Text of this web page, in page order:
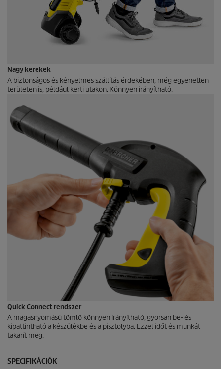
Nagy kerekek
A biztonságos és kényelmes szállítás érdekében, még egyenetlen
területen is, például kerti utakon. Könnyen irányítható.
Quick Connect rendszer
A magasnyomású tömlő könnyen irányítható, gyorsan be- és
kipattintható a készülékbe és a pisztolyba. Ezzel időt és munkát
takarít meg.
SPECIFIKÁCIÓK